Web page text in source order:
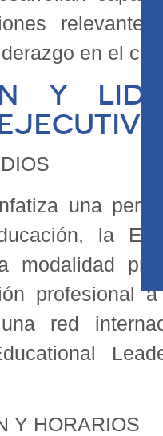
en el
y
una
la
modalidad
profesional
red
Y HORARIOS